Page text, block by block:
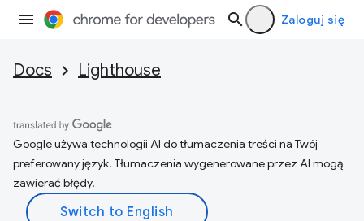
Zaloguj się
Docs Lighthouse
Google używa technologii AI do tłumaczenia treści na Twój
preferowany język. Tłumaczenia wygenerowane przez AI mogą
zawierać błędy.